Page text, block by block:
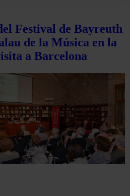
Festival de Bayreuth
de la Música en la
a Barcelona